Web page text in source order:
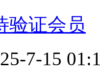
验证会员
7-15